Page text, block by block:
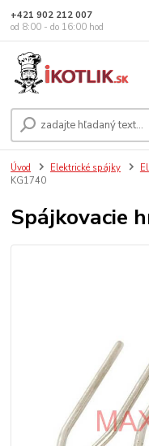
+421 902 212 007
od 8:00 - do 16:00 hod
Úvod Elektrické spájky
KG1740
Spájkovacie